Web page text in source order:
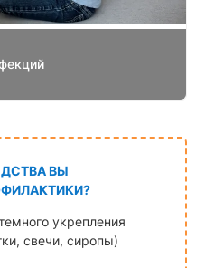
ВЫ
укрепления
свечи, сиропы)